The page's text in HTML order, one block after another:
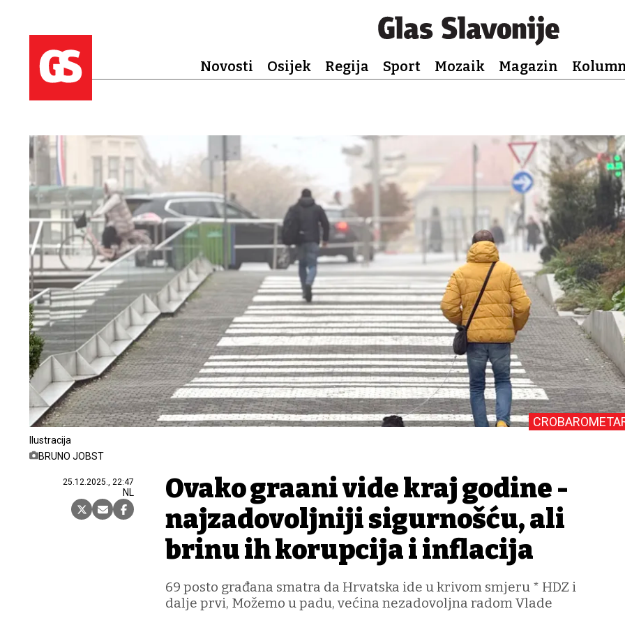
Novosti Osijek Regija Sport Mozaik Magazin
Ilustracija
BRUNO JOBST
25.12.2025., 22:47
NL
Ovako građani vide kraj godine -
najzadovoljniji sigurnošću, ali
brinu ih korupcija i inflacija
69 posto građana smatra da Hrvatska ide u krivom smjeru * HDZ i
dalje prvi, Možemo u padu, većina nezadovoljna radom Vlade